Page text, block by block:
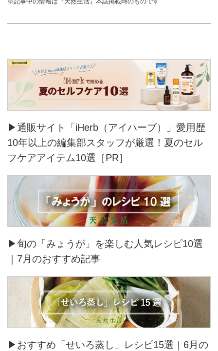
▶通販サイト「iHerb（アイハーブ）」愛用歴
10年以上の編集部スタッフが厳選！夏のセル
フケアアイテム10選［PR］
▶旬の「みょうが」を楽しむ人気レシピ10選
｜7月のおすすめ記事
▶おすすめ「せいろ蒸し」レシピ15選｜6月の